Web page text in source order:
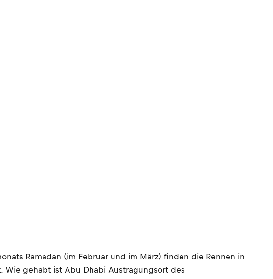
Ramadan (im Februar und im März) finden die Rennen in
Wie gehabt ist Abu Dhabi Austragungsort des